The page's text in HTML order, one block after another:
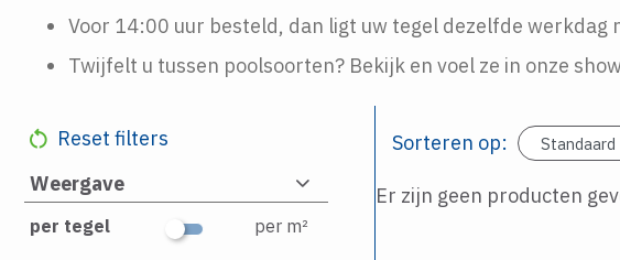
Voor 14:00 uur besteld, dan ligt uw tegel dezelfde werkdag
Twijfelt u tussen poolsoorten? Bekijk en voel ze in onze
Reset filters
Weergave
per tegel per m²
Sorteren op:
Er zijn geen producten